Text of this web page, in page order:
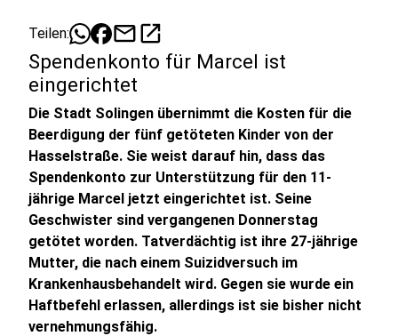
Teilen: mailopen_in_new
Spendenkonto für Marcel ist
eingerichtet
Die Stadt Solingen übernimmt die Kosten für die
Beerdigung der fünf getöteten Kinder von der
Hasselstraße. Sie weist darauf hin, dass das
Spendenkonto zur Unterstützung für den 11-
jährige Marcel jetzt eingerichtet ist. Seine
Geschwister sind vergangenen Donnerstag
getötet worden. Tatverdächtig ist ihre 27-jährige
Mutter, die nach einem Suizidversuch im
Krankenhausbehandelt wird. Gegen sie wurde ein
Haftbefehl erlassen, allerdings ist sie bisher nicht
vernehmungsfähig.